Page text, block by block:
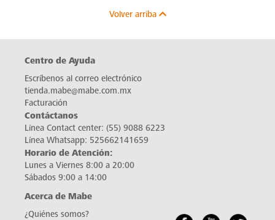
Volver arriba
Centro de Ayuda
Escríbenos al correo electrónico
tienda.mabe@mabe.com.mx
Facturación
Contáctanos
Línea Contact center: (55) 9088 6223
Línea Whatsapp: 525662141659
Horario de Atención:
Lunes a Viernes 8:00 a 20:00
Sábados 9:00 a 14:00
Acerca de Mabe
¿Quiénes somos?